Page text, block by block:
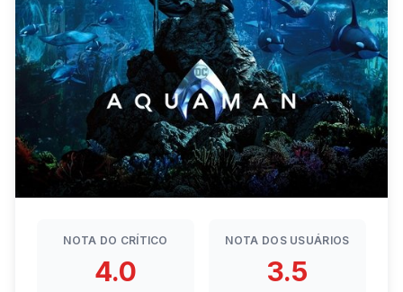
NOTA DO CRÍTICO
4.0
NOTA DOS USUÁRIOS
3.5